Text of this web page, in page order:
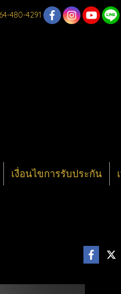
480-4291
เงื่อนไขการรับประกัน